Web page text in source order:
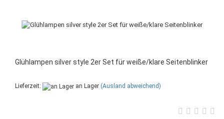
Glühlampen silver style 2er Set für weiße/klare Seitenblinker
Lieferzeit: an Lager (Ausland abweichend)